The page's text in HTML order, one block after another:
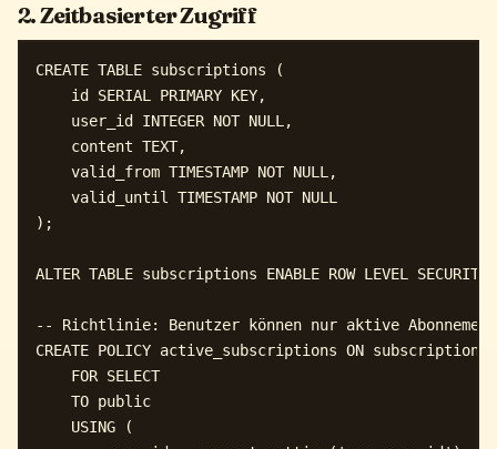
2. Zeitbasierter Zugriff
CREATE TABLE subscriptions (
    id SERIAL PRIMARY KEY,
    user_id INTEGER NOT NULL,
    content TEXT,
    valid_from TIMESTAMP NOT NULL,
    valid_until TIMESTAMP NOT NULL
);
ALTER TABLE subscriptions ENABLE ROW LEVEL SECURITY;
-- Richtlinie: Benutzer können nur aktive
CREATE POLICY active_subscriptions ON subscriptions
    FOR SELECT
    TO public
    USING (